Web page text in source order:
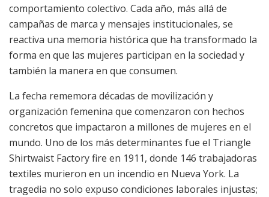
comportamiento colectivo. Cada año, más allá de
campañas de marca y mensajes institucionales, se
reactiva una memoria histórica que ha transformado la
forma en que las mujeres participan en la sociedad y
también la manera en que consumen.
La fecha rememora décadas de movilización y
organización femenina que comenzaron con hechos
concretos que impactaron a millones de mujeres en el
mundo. Uno de los más determinantes fue el Triangle
Shirtwaist Factory fire en 1911, donde 146 trabajadoras
textiles murieron en un incendio en Nueva York. La
tragedia no solo expuso condiciones laborales injustas;